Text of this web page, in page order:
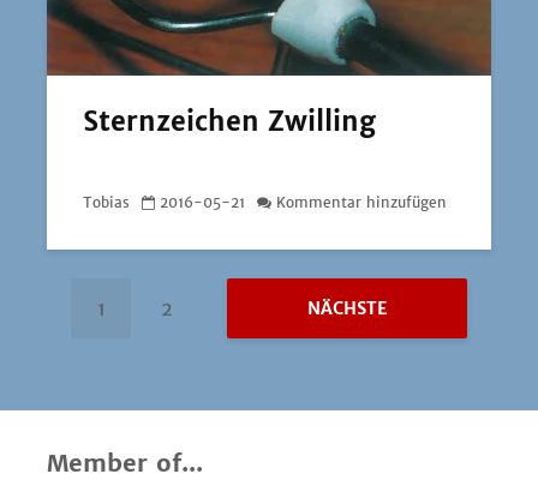
Sternzeichen Zwilling
Tobias 2016-05-21 Kommentar hinzufügen
1 2 NÄCHSTE
Member of...